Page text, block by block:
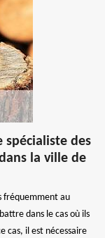
spécialiste des
la ville de
fréquemment au
dans le cas où ils
cas, il est nécessaire